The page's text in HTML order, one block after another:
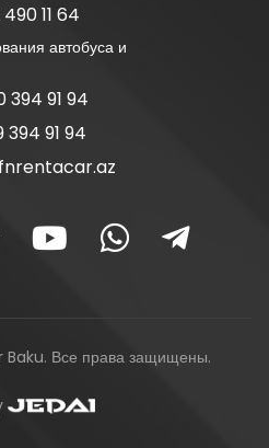
11 64
автобуса и
394 91 94
394 91 94
Baku. Все права защищены.